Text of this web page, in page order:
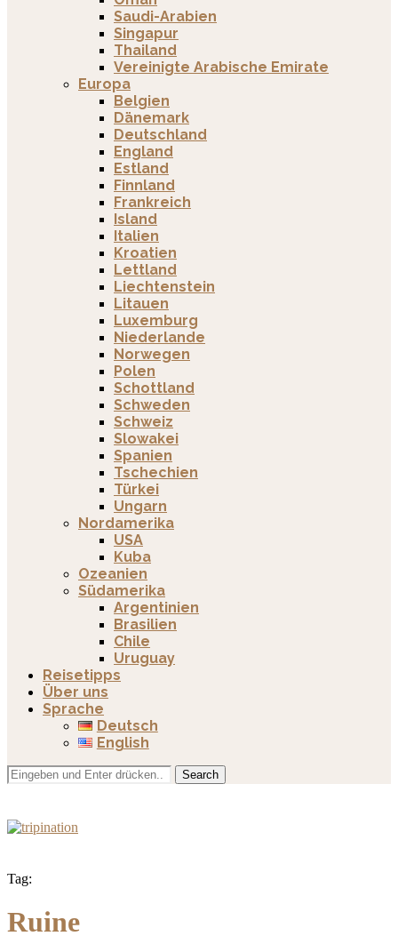
Saudi-Arabien
Singapur
Thailand
Vereinigte Arabische Emirate
Europa
Belgien
Dänemark
Deutschland
England
Estland
Finnland
Frankreich
Island
Italien
Kroatien
Lettland
Liechtenstein
Litauen
Luxemburg
Niederlande
Norwegen
Polen
Schottland
Schweden
Schweiz
Slowakei
Spanien
Tschechien
Türkei
Ungarn
Nordamerika
USA
Kuba
Ozeanien
Südamerika
Argentinien
Brasilien
Chile
Uruguay
Reisetipps
Über uns
Sprache
Deutsch
English
Search
Tag:
Ruine